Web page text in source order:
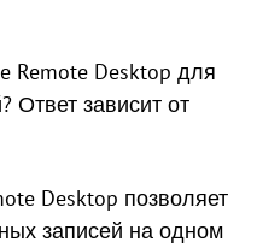
Remote Desktop для
Ответ зависит от
Desktop позволяет
записей на одном